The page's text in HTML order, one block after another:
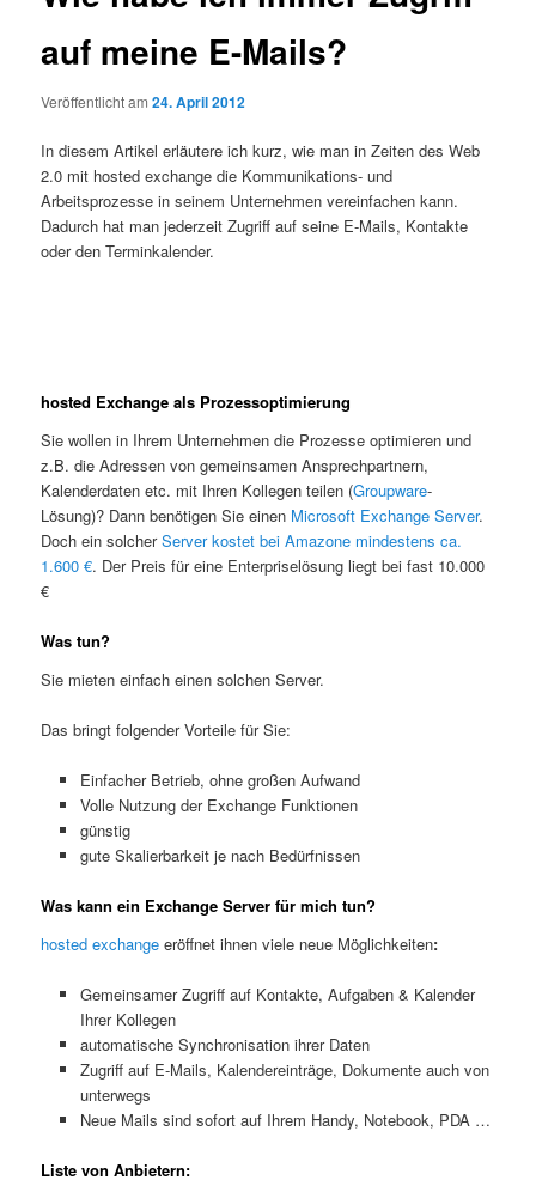
auf meine E-Mails?
Veröffentlicht am24. April 2012
In diesem Artikel erläutere ich kurz, wie man in Zeiten des Web
2.0 mit hosted exchange die Kommunikations- und
Arbeitsprozesse in seinem Unternehmen vereinfachen kann.
Dadurch hat man jederzeit Zugriff auf seine E-Mails, Kontakte
oder den Terminkalender.
hosted Exchange als Prozessoptimierung
Sie wollen in Ihrem Unternehmen die Prozesse optimieren und
z.B. die Adressen von gemeinsamen Ansprechpartnern,
Kalenderdaten etc. mit Ihren Kollegen teilen (Groupware-
Lösung)? Dann benötigen Sie einen Microsoft Exchange Server.
Doch ein solcherServer kostet bei Amazone mindestens ca.
1.600 €. Der Preis für eine Enterpriselösung liegt bei fast 10.000
€
Was tun?
Sie mieten einfach einen solchen Server.
Das bringt folgender Vorteile für Sie:
Einfacher Betrieb, ohne großen Aufwand
Volle Nutzung der Exchange Funktionen
günstig
gute Skalierbarkeit je nach Bedürfnissen
Was kann ein Exchange Server für mich tun?
hosted exchange eröffnet ihnen viele neue Möglichkeiten:
Gemeinsamer Zugriff auf Kontakte, Aufgaben & Kalender
Ihrer Kollegen
automatische Synchronisation ihrer Daten
Zugriff auf E-Mails, Kalendereinträge, Dokumente auch von
unterwegs
Neue Mails sind sofort auf Ihrem Handy, Notebook, PDA …
Liste von Anbietern: